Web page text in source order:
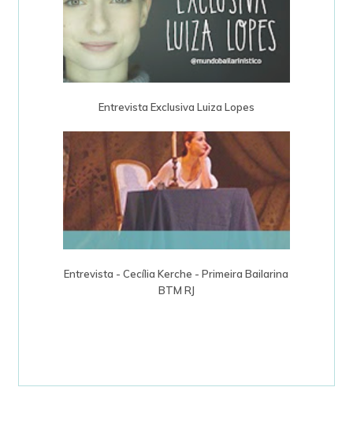
Entrevista Exclusiva Luiza Lopes
Entrevista - Cecília Kerche - Primeira Bailarina
BTM RJ